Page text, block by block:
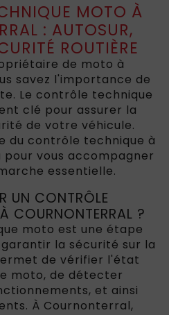
MOTO À
: AUTOSUR,
ROUTIÈRE
de moto à
savez l'importance de
Le contrôle technique
clé pour assurer la
de votre véhicule.
du contrôle technique à
vous accompagner
essentielle.
UN CONTRÔLE
COURNONTERRAL ?
moto est une étape
la sécurité sur la
de vérifier l'état
moto, de détecter
et ainsi
À Cournonterral,